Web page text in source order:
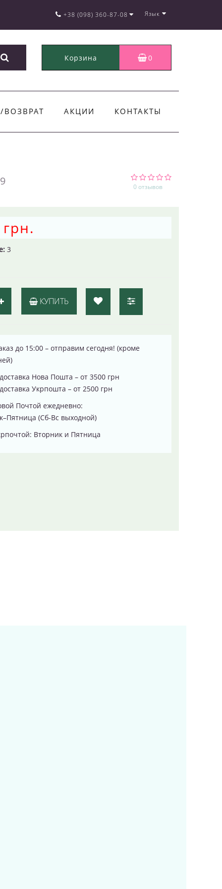
+38 (098) 360-87-08 Язык
Корзина 0
АКЦИИ КОНТАКТЫ
0 отзывов
3
КУПИТЬ
до 15:00 – отправим сегодня! (кроме
Нова Пошта – от 3500 грн
Укрпошта – от 2500 грн
Почтой ежедневно:
(Сб-Вс выходной)
Вторник и Пятница